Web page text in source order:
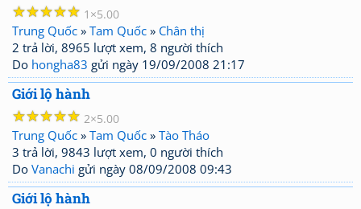
☆
☆
☆
☆
☆ 1 5.00
Trung Quốc » Tam Quốc » Chân thị
2 trả lời, 8965 lượt xem, 8 người thích
Do hongha83 gửi ngày 19/09/2008 21:17
Giới lộ hành
☆
☆
☆
☆
☆ 2 5.00
Trung Quốc » Tam Quốc » Tào Tháo
3 trả lời, 9843 lượt xem, 0 người thích
Do Vanachi gửi ngày 08/09/2008 09:43
Giới lộ hành